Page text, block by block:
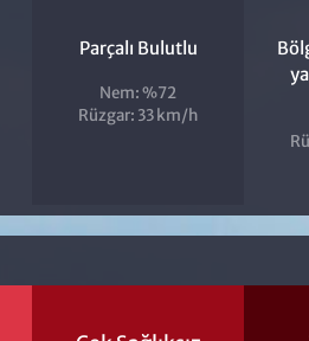
Parçalı Bulutlu
Nem: %72
Rüzgar: 33 km/h